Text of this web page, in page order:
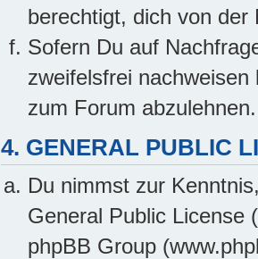
berechtigt, dich von
Sofern Du auf
zweifelsfrei
zum Forum abzulehnen.
4. GENERAL PUBLIC
Du nimmst zur
General Public License
phpBB Group